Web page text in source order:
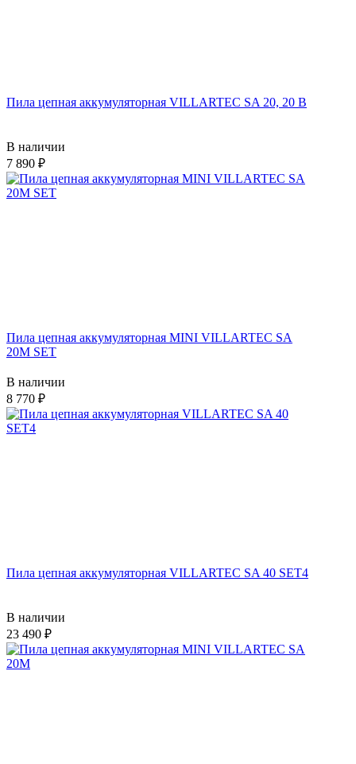
Пила цепная аккумуляторная VILLARTEC SA 20, 20 В
В наличии
7 890
Пила цепная аккумуляторная MINI VILLARTEC SA
20M SET
В наличии
8 770
Пила цепная аккумуляторная VILLARTEC SA 40 SET4
В наличии
23 490